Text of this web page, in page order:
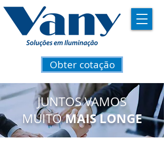
Obter cotação
JUNTOS VAMOS
MUITOMAIS LONGE